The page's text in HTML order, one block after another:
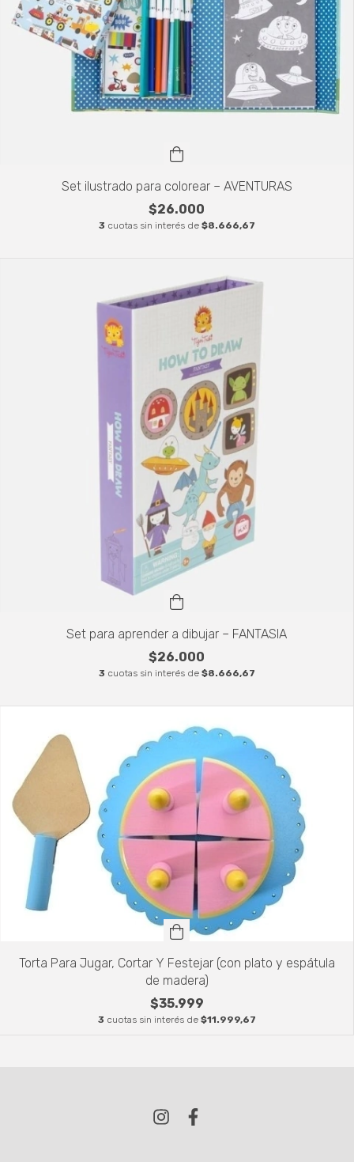
Set ilustrado para colorear – AVENTURAS
$26.000
3 cuotas sin interés de $8.666,67
Set para aprender a dibujar – FANTASIA
$26.000
3 cuotas sin interés de $8.666,67
Torta Para Jugar, Cortar Y Festejar (con plato y espátula
de madera)
$35.999
3 cuotas sin interés de $11.999,67